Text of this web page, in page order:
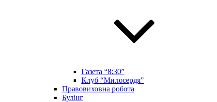
Газета “8:30”
Клуб “Милосердя”
Правовиховна робота
Булінг